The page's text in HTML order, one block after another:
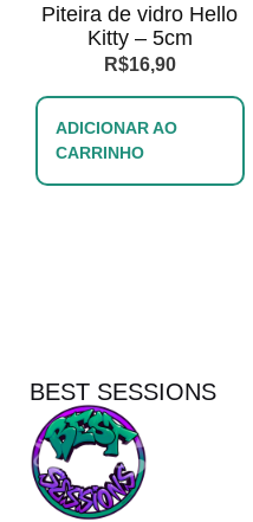
Piteira de vidro Hello
Kitty – 5cm
R$16,90
ADICIONAR AO
CARRINHO
BEST SESSIONS